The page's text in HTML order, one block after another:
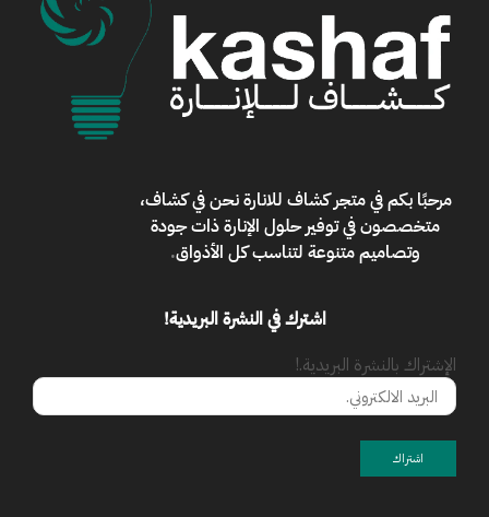
مرحبًا بكم فيمتجر كشاف للانارةنحن في كشاف،
متخصصون في توفير حلول الإنارة ذات جودة
وتصاميم متنوعة لتناسب كل الأذواق.
اشترك في النشرة البريدية!
الإشتراك بالنشرة البريدية.!